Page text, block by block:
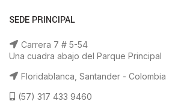
SEDE PRINCIPAL
Carrera 7 # 5-54
Una cuadra abajo del Parque Principal
Floridablanca, Santander - Colombia
(57) 317 433 9460